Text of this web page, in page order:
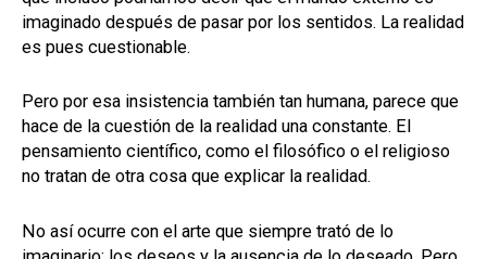
imaginado después de pasar por los sentidos. La realidad
es pues cuestionable.
Pero por esa insistencia también tan humana, parece que
hace de la cuestión de la realidad una constante. El
pensamiento científico, como el filosófico o el religioso
no tratan de otra cosa que explicar la realidad.
No así ocurre con el arte que siempre trató de lo